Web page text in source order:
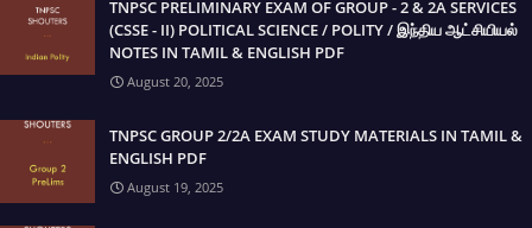
TNPSC PRELIMINARY EXAM OF GROUP - 2 & 2A SERVICES
(CSSE - II) POLITICAL SCIENCE / POLITY / இந்திய ஆட்சியியல்
NOTES IN TAMIL & ENGLISH PDF
August 20, 2025
TNPSC GROUP 2/2A EXAM STUDY MATERIALS IN TAMIL &
ENGLISH PDF
August 19, 2025